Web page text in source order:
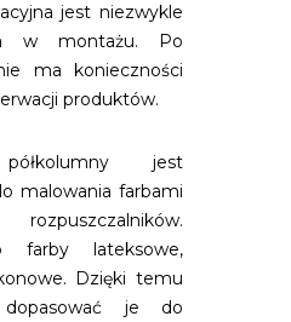
jest niezwykle
w montażu. Po
ma konieczności
produktów.
jest
malowania farbami
lateksowe,
Dzięki temu
je do